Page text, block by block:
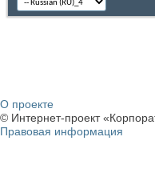
О проекте
© Интернет-проект
Правовая информация